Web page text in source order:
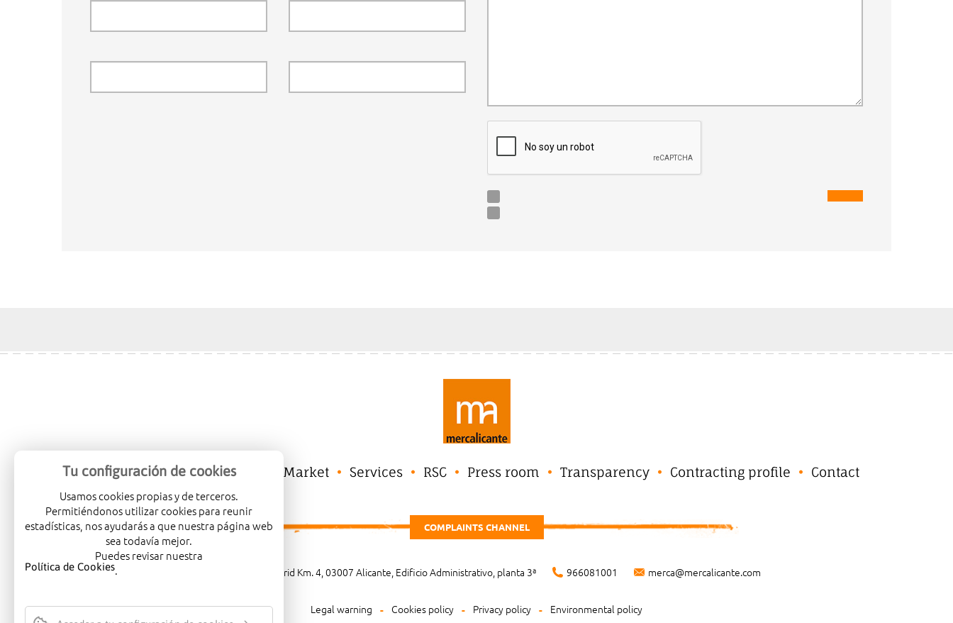
Mercalicante Company Market Services RSC Press room Transparency Contracting profile Contact
COMPLAINTS CHANNEL
Carretera de Madrid Km. 4, 03007 Alicante, Edificio Administrativo, planta 3ª 966081001 merca@mercalicante.com
Legal warning Cookies policy Privacy policy Environmental policy
Tu configuración de cookies
Usamos cookies propias y de terceros.
Permitiéndonos utilizar cookies para reunir
estadísticas, nos ayudarás a que nuestra página web
sea todavía mejor.
Puedes revisar nuestra
Política de Cookies.